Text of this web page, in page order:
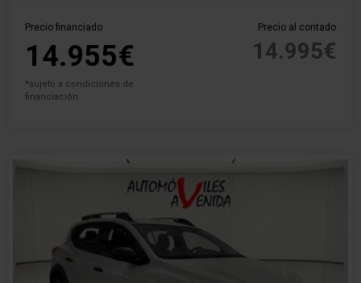
Precio financiado
14.955€
*sujeto a condiciones de
financiación
Precio al contado
14.995€